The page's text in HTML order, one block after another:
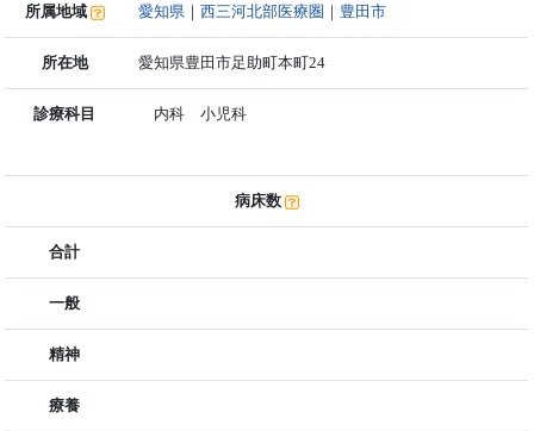
所属地域 愛知県 ｜西三河北部医療圏 ｜ 豊田市
所在地 愛知県豊田市足助町本町24
診療科目 内科 小児科
病床数
合計
一般
精神
療養